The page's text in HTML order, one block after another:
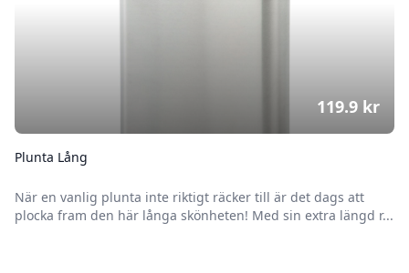
Plunta Lång
När en vanlig plunta inte riktigt räcker till är det dags att
plocka fram den här långa skönheten! Med sin extra längd r...
119.9 kr